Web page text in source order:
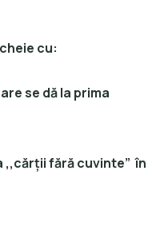
cu:
se dă la prima
,,cărții fără cuvinte” în